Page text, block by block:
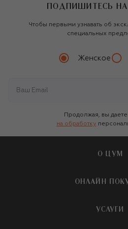
ПОДПИШИТЕСЬ
Чтобы первыми узнавать об
специальных
Женское
Продолжая, вы даете
на обработку
О ЦУМ
О магазине
Бутики и ПВЗ
ОНЛАЙН
УСЛУГИ